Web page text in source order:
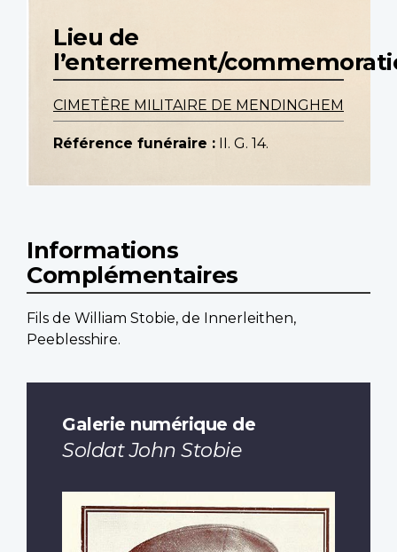
Lieu de
l’enterrement/
CIMETÈRE MILITAIRE DE MENDINGHEM
Référence funéraire : II. G. 14.
Informations
Complémentaires
Fils de William Stobie, de Innerleithen,
Peeblesshire.
Galerie numérique de
Soldat John Stobie